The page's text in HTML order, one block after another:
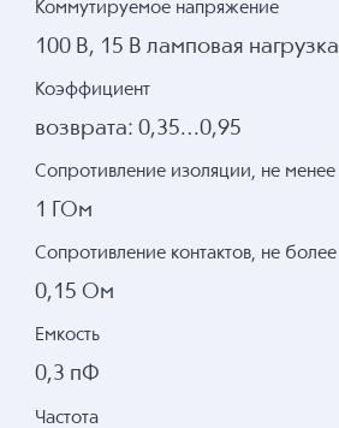
Коммутируемое напряжение
100 В, 15 В ламповая нагрузка
Коэффициент
возврата: 0,35…0,95
Сопротивление изоляции, не менее
1 ГОм
Сопротивление контактов, не более
0,15 Ом
Емкость
0,3 пФ
Частота